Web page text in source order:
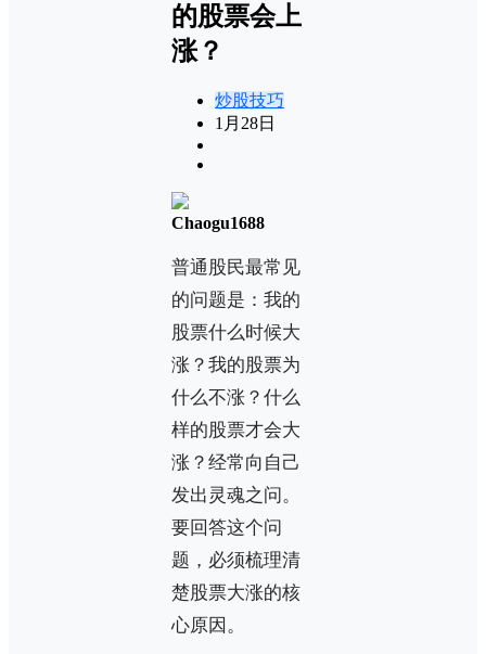
的股票会上
涨？
炒股技巧
1月28日
Chaogu1688
普通股民最常见
的问题是：我的
股票什么时候大
涨？我的股票为
什么不涨？什么
样的股票才会大
涨？经常向自己
发出灵魂之问。
要回答这个问
题，必须梳理清
楚股票大涨的核
心原因。